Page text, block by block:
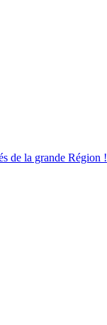
de la grande Région !